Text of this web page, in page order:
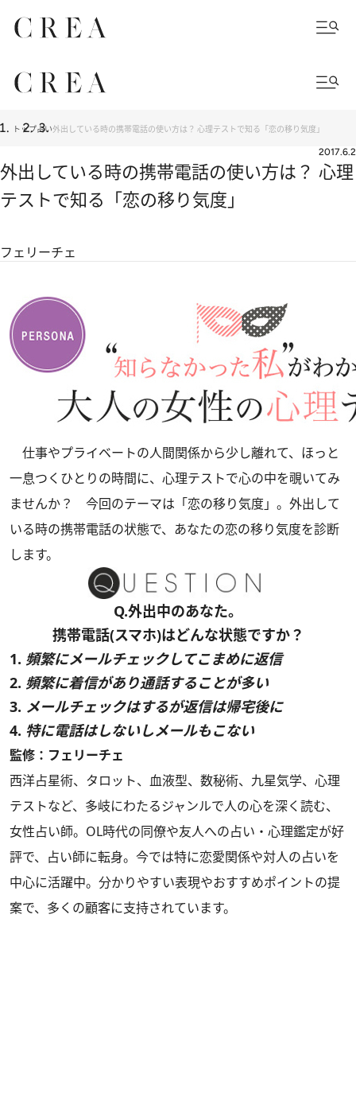
トップ占い外出している時の携帯電話の使い方は？ 心理テストで知る「恋の移り気度」
2017.6.2
外出している時の携帯電話の使い方は？ 心理
テストで知る「恋の移り気度」
フェリーチェ
仕事やプライベートの人間関係から少し離れて、ほっと
一息つくひとりの時間に、心理テストで心の中を覗いてみ
ませんか？ 今回のテーマは「恋の移り気度」。外出して
いる時の携帯電話の状態で、あなたの恋の移り気度を診断
します。
Q.外出中のあなた。
携帯電話(スマホ)はどんな状態ですか？
1. 頻繁にメールチェックしてこまめに返信
2. 頻繁に着信があり通話することが多い
3. メールチェックはするが返信は帰宅後に
4. 特に電話はしないしメールもこない
監修：フェリーチェ
西洋占星術、タロット、血液型、数秘術、九星気学、心理
テストなど、多岐にわたるジャンルで人の心を深く読む、
女性占い師。OL時代の同僚や友人への占い・心理鑑定が好
評で、占い師に転身。今では特に恋愛関係や対人の占いを
中心に活躍中。分かりやすい表現やおすすめポイントの提
案で、多くの顧客に支持されています。